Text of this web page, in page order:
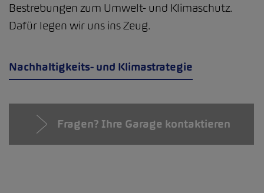
Bestrebungen zum Umwelt- und Klimaschutz.
Dafür legen wir uns ins Zeug.
Nachhaltigkeits- und Klimastrategie
Fragen? Ihre Garage kontaktieren